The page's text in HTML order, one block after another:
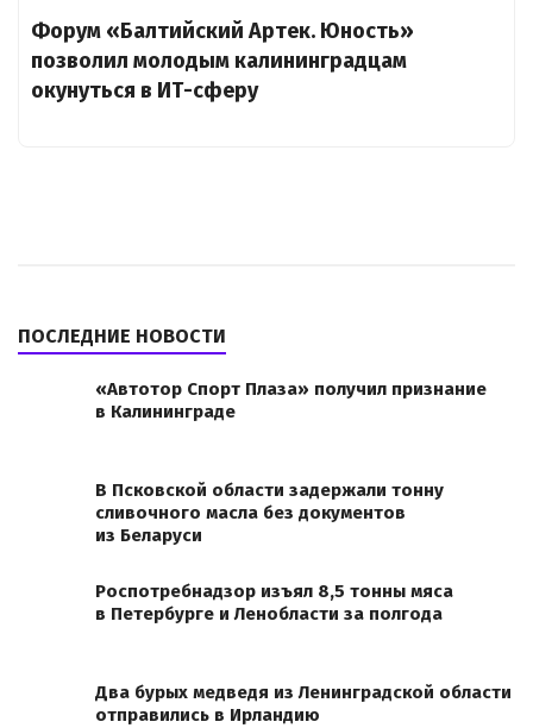
Форум «Балтийский Артек. Юность»
позволил молодым калининградцам
окунуться в ИТ-сферу
ПОСЛЕДНИЕ НОВОСТИ
«Автотор Спорт Плаза» получил признание
в Калининграде
В Псковской области задержали тонну
сливочного масла без документов
из Беларуси
Роспотребнадзор изъял 8,5 тонны мяса
в Петербурге и Ленобласти за полгода
Два бурых медведя из Ленинградской области
отправились в Ирландию